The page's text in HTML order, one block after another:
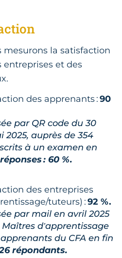
mesurons la satisfaction
entreprises et des
des apprenants :90
par QR code du 30
2025, auprès de 354
à un examen en
: 60 %.
des entreprises
tuteurs) :92 %.
par mail en avril 2025
d’apprentissage
du CFA en fin
répondants.